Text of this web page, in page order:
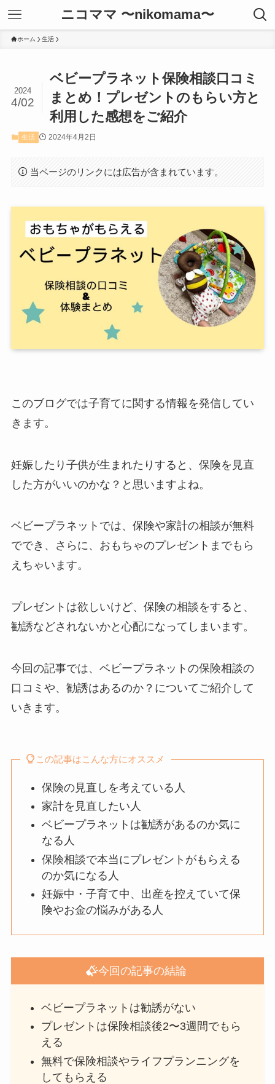
ニコママ 〜nikomama〜
ホーム 生活
ベビープラネット保険相談口コミ
まとめ！プレゼントのもらい方と
利用した感想をご紹介
2024
4/02
生活 2024年4月2日
当ページのリンクには広告が含まれています。
このブログでは子育てに関する情報を発信してい
きます。
妊娠したり子供が生まれたりすると、保険を見直
した方がいいのかな？と思いますよね。
ベビープラネットでは、保険や家計の相談が無料
ででき、さらに、おもちゃのプレゼントまでもら
えちゃいます。
プレゼントは欲しいけど、保険の相談をすると、
勧誘などされないかと心配になってしまいます。
今回の記事では、ベビープラネットの保険相談の
口コミや、勧誘はあるのか？についてご紹介して
いきます。
この記事はこんな方にオススメ
保険の見直しを考えている人
家計を見直したい人
ベビープラネットは勧誘があるのか気に
なる人
保険相談で本当にプレゼントがもらえる
のか気になる人
妊娠中・子育て中、出産を控えていて保
険やお金の悩みがある人
今回の記事の結論
ベビープラネットは勧誘がない
プレゼントは保険相談後2〜3週間でもら
える
無料で保険相談やライフプランニングを
してもらえる